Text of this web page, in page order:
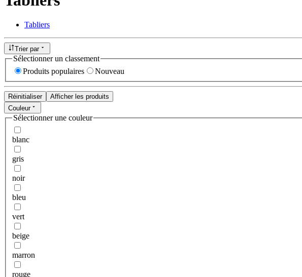
Tabliers
Trier par
Sélectionner un classement
Produits populaires
Nouveau
Réinitialiser
Afficher les produits
Couleur
Sélectionner une couleur
blanc
gris
noir
bleu
vert
beige
marron
rouge